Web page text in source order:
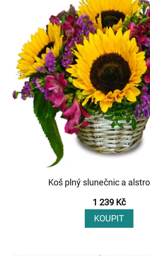
Koš plný slunečnic a
1 239 Kč
KOUPIT